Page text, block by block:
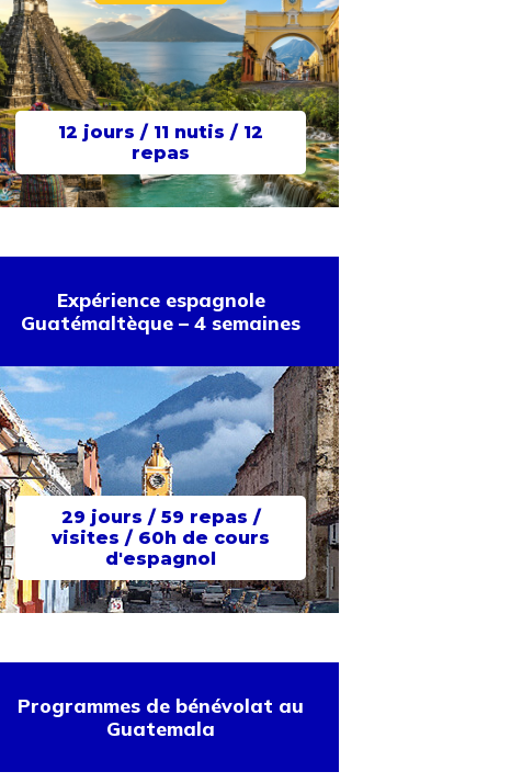
12 jours / 11 nutis / 12
repas
Expérience espagnole
Guatémaltèque – 4 semaines
29 jours / 59 repas /
visites / 60h de cours
d'espagnol
Programmes de bénévolat au
Guatemala